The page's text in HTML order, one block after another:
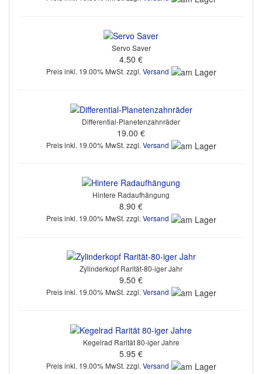
Servo Saver
4.50 €
Preis inkl. 19.00% MwSt. zzgl. Versand
Differential-Planetenzahnräder
19.00 €
Preis inkl. 19.00% MwSt. zzgl. Versand
Hintere Radaufhängung
8.90 €
Preis inkl. 19.00% MwSt. zzgl. Versand
Zylinderkopf Rarität-80-iger Jahr
9.50 €
Preis inkl. 19.00% MwSt. zzgl. Versand
Kegelrad Rarität 80-iger Jahre
5.95 €
Preis inkl. 19.00% MwSt. zzgl. Versand